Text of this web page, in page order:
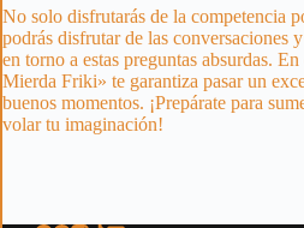
No solo disfrutarás de la competencia
podrás disfrutar de las conversaciones
en torno a estas preguntas absurdas.
Mierda Friki» te garantiza pasar un
buenos momentos. ¡Prepárate para
volar tu imaginación!